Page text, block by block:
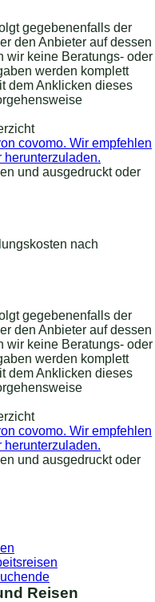
gegebenenfalls der
den Anbieter auf dessen
wir keine Beratungs- oder
werden komplett
dem Anklicken dieses
covomo. Wir empfehlen
herunterzuladen.
und ausgedruckt oder
nach
gegebenenfalls der
den Anbieter auf dessen
wir keine Beratungs- oder
werden komplett
dem Anklicken dieses
covomo. Wir empfehlen
herunterzuladen.
und ausgedruckt oder
Reisen